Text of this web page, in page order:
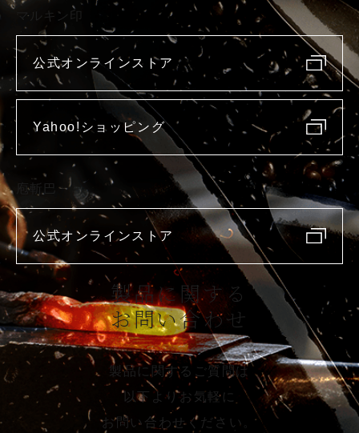
マルキン印
公式オンラインストア
Yahoo!ショッピング
庖斬巴
公式オンラインストア
製品に関する
お問い合わせ
製品に関するご質問は
以下よりお気軽に
お問い合わせください。